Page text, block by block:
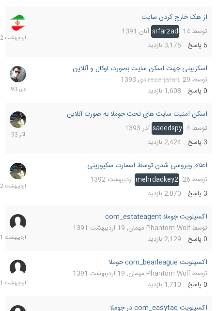
از هک خارج کردن سایت
توسط srfarzad ,14 آبان 1391
پاسخ 3,175 بازدید
24
اسکریپتی جهت اسکن سایت بصورت لوکال و آنلاین
توسط reza jafari ,29 دی 1393
پاسخ 1,608 بازدید
29
دی
اسکن امنیت سایت های تحت جوملا به صورت آنلاین
توسط saeedspy ,4 آذر 1393
پاسخ 2,424بازدید
6
آذر
اعلام ویروسی شدن توسط اسمارت سکیوریتی
توسط mehrdadkey2 ,26 اردیبهشت 1392
پاسخ 2,070بازدید
26
اکسپلویت جوملا com_estateagent
توسطPhantom Wolf مهمان ,19 اردیبهشت 1391
پاسخ 2,129بازدید
19
اکسپلویت com_bearleague جوملا
توسطPhantom Wolf مهمان ,19 اردیبهشت 1391
پاسخ 1,710 بازدید
19
اکسپلویت com_easyfaq در جوملا